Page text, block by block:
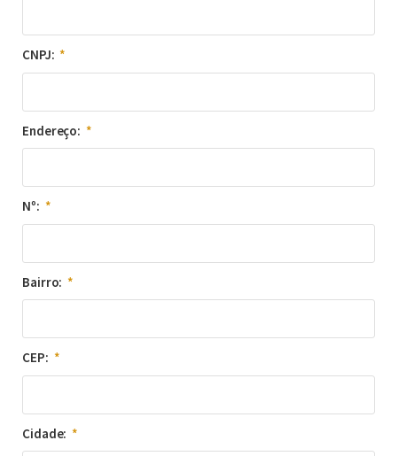
CNPJ:
Endereço:
Nº:
Bairro:
CEP:
Cidade: